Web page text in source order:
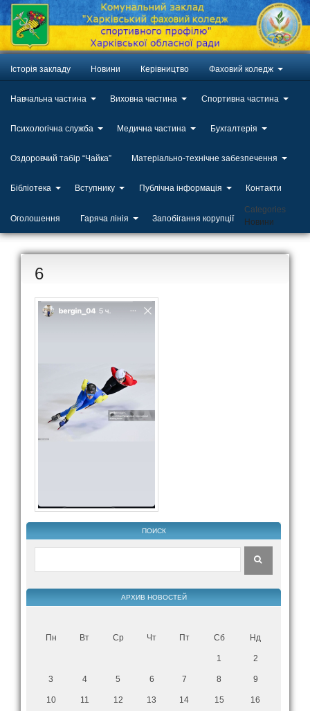
Історія закладу Новини Керівництво Фаховий коледж
Навчальна частина Виховна частина Спортивна частина
Психологічна служба Медична частина Бухгалтерія
Оздоровчий табір “Чайка” Матеріально-технічне забезпечення
Бібліотека Вступнику Публічна інформація Контакти
Оголошення Гаряча лінія Запобігання корупції
Categories
Новини
6
ПОИСК
АРХИВ НОВОСТЕЙ
Пн Вт Ср Чт Пт Сб Нд
1 2
3 4 5 6 7 8 9
10 11 12 13 14 15 16